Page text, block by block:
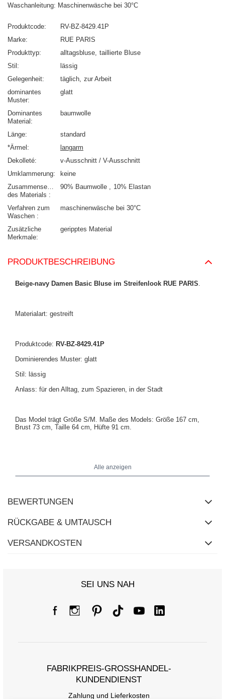
Waschanleitung: Maschinenwäsche bei 30°C
Produktcode
RV-BZ-8429.41P
Marke
RUE PARIS
Produkttyp
alltagsbluse taillierte Bluse
Stil
lässig
Gelegenheit
täglich zur Arbeit
dominantes
Muster
glatt
Dominantes
Material
baumwolle
Länge
standard
*Ärmel
langarm
Dekolleté
v-Ausschnitt / V-Ausschnitt
Umklammerung
keine
Zusammensetzung
des Materials
90% Baumwolle 10% Elastan
Verfahren zum
Waschen
maschinenwäsche bei 30°C
Zusätzliche
Merkmale
geripptes Material
PRODUKTBESCHREIBUNG
Beige-navy Damen Basic Bluse im Streifenlook RUE PARIS
Materialart: gestreift
Produktcode: RV-BZ-8429.41P
Dominierendes Muster: glatt
Stil: lässig
Anlass: für den Alltag, zum Spazieren, in der Stadt
Das Model trägt Größe S/M. Maße des Models: Größe 167 cm,
Brust 73 cm, Taille 64 cm, Hüfte 91 cm.
Achseln - 40 cm, Ärmellänge - 57 cm, Gesamtlänge - 58 cm.
Alle anzeigen
BEWERTUNGEN
RÜCKGABE & UMTAUSCH
VERSANDKOSTEN
SEI UNS NAH
FABRIKPREIS-GROSSHANDEL-K
UNDENDIENST
Zahlung und Lieferkosten